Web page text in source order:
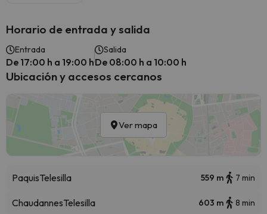
Horario de entrada y salida
Entrada
De 17:00 h a 19:00 h
Salida
De 08:00 h a 10:00 h
Ubicación y accesos cercanos
Ver mapa
PaquisTelesilla 559 m 7 min
ChaudannesTelesilla 603 m 8 min